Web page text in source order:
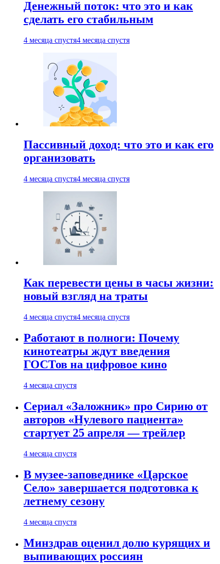
Денежный поток: что это и как
сделать его стабильным
4 месяца спустя4 месяца спустя
Пассивный доход: что это и как его
организовать
4 месяца спустя4 месяца спустя
Как перевести цены в часы жизни:
новый взгляд на траты
4 месяца спустя4 месяца спустя
Работают в полноги: Почему
кинотеатры ждут введения
ГОСТов на цифровое кино
4 месяца спустя
Сериал «Заложник» про Сирию от
авторов «Нулевого пациента»
стартует 25 апреля — трейлер
4 месяца спустя
В музее-заповеднике «Царское
Село» завершается подготовка к
летнему сезону
4 месяца спустя
Минздрав оценил долю курящих и
выпивающих россиян